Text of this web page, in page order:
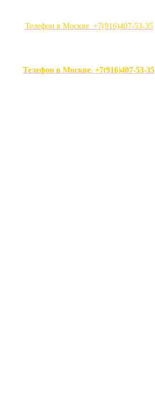
Телефон в Москве +7(916)407-53-35
Телефон в Москве +7(916)407-53-35